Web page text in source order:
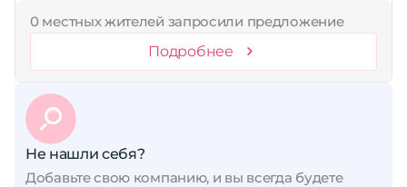
0 местных жителей запросили предложение
Подробнее
Не нашли себя?
Добавьте свою компанию, и вы всегда будете